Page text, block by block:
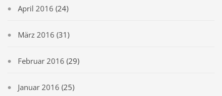
April 2016 (24)
März 2016 (31)
Februar 2016 (29)
Januar 2016 (25)